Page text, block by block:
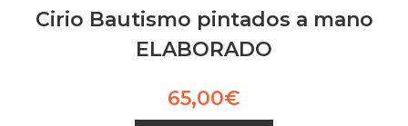
Cirio Bautismo pintados a mano
ELABORADO
65,00€